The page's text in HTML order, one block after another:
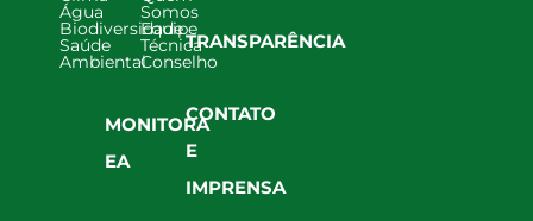
Água
Biodiversidade
Saúde
Ambiental
Somos
Equipe
Técnica
Conselho
MONITORA
EA
TRANSPARÊNCIA
CONTATO
E
IMPRENSA